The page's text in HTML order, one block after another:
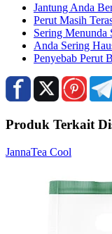
Jantung Anda
Perut Masih
Sering Menunda
Anda Sering
Penyebab Perut
Produk Terkait
JannaTea Cool